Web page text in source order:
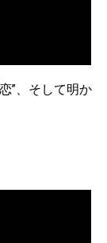
”、そして明か